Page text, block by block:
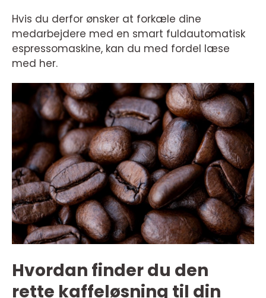
Hvis du derfor ønsker at forkæle dine
medarbejdere med en smart fuldautomatisk
espressomaskine, kan du med fordel læse
med her.
Hvordan finder du den
rette kaffeløsning til din